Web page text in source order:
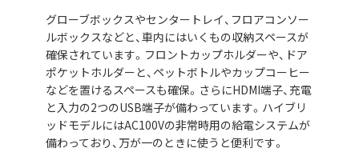
グローブボックスやセンタートレイ、フロアコンソー
ルボックスなどと、車内にはいくもの収納スペースが
確保されています。フロントカップホルダーや、ドア
ポケットホルダーと、ペットボトルやカップコーヒー
などを置けるスペースも確保。さらにHDMI端子、充電
と入力の2つのUSB端子が備わっています。ハイブリ
ッドモデルにはAC100Vの非常時用の給電システムが
備わっており、万が一のときに使うと便利です。